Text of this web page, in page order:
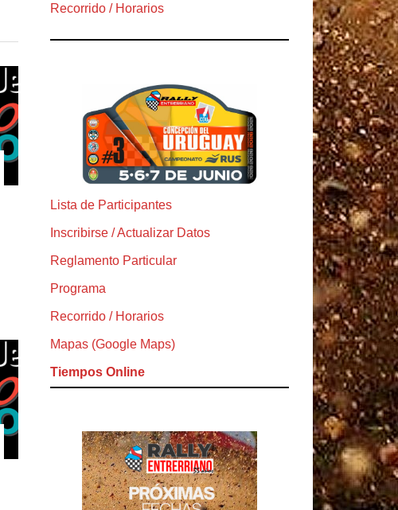
Recorrido / Horarios
Lista de Participantes
Inscribirse / Actualizar Datos
Reglamento Particular
Programa
Recorrido / Horarios
Mapas (Google Maps)
Tiempos Online